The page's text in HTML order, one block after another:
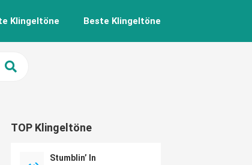
Klingeltöne Beste Klingeltöne
TOP Klingeltöne
Stumblin’ In